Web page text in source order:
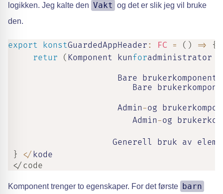
logikken. Jeg kalte den Vakt og det er slik jeg vil bruke
den.
export konstGuardedAppHeader : FC = ( ) =>
{
retur
( Komponent kunforadministrator
                      Bare brukerkomponent
Bare
                      Admin
-og
                         Admin
-og
Generell bruk av
}
</ kode
</code
Komponent trenger to egenskaper. For det første barn